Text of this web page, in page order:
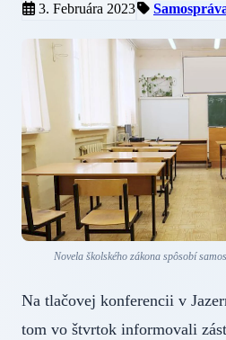
3. Februára 2023
Novela školského zákona spôsobí
Na tlačovej konferencii v
tom vo štvrtok informovali